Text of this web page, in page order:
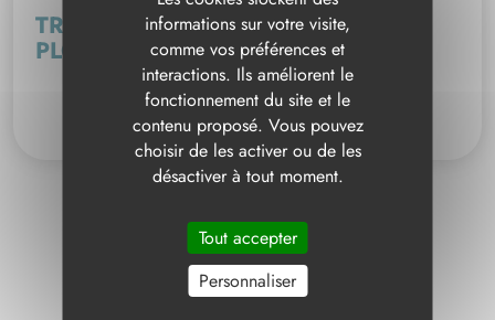
TRAVAUX DE RÉNOVATION EN
PLOMBERIE SANITAIRE
VOIR LE PROJET
1
informations sur votre visite,
comme vos préférences et
interactions. Ils améliorent le
fonctionnement du site et le
contenu proposé. Vous pouvez
choisir de les activer ou de les
désactiver à tout moment.
Tout accepter
Personnaliser